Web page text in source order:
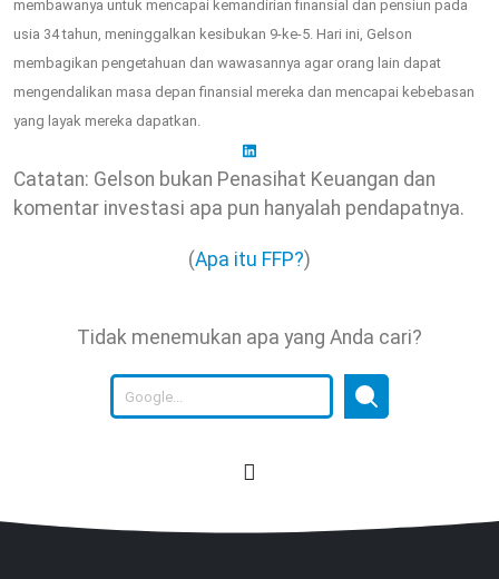
membawanya untuk mencapai kemandirian finansial dan pensiun pada
usia 34 tahun, meninggalkan kesibukan 9-ke-5. Hari ini, Gelson
membagikan pengetahuan dan wawasannya agar orang lain dapat
mengendalikan masa depan finansial mereka dan mencapai kebebasan
yang layak mereka dapatkan.
Catatan: Gelson bukan Penasihat Keuangan dan
komentar investasi apa pun hanyalah pendapatnya.
(Apa itu FFP?)
Tidak menemukan apa yang Anda cari?